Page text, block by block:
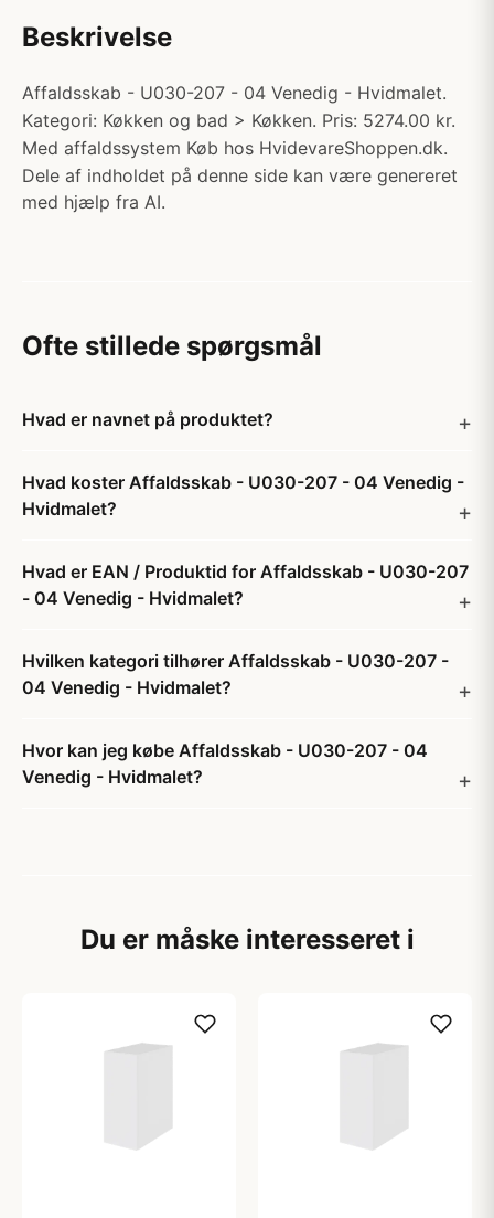
Beskrivelse
Affaldsskab - U030-207 - 04 Venedig - Hvidmalet.
Kategori: Køkken og bad > Køkken. Pris: 5274.00 kr.
Med affaldssystem Køb hos HvidevareShoppen.dk.
Dele af indholdet på denne side kan være genereret
med hjælp fra AI.
Ofte stillede spørgsmål
Hvad er navnet på produktet?
Hvad koster Affaldsskab - U030-207 - 04 Venedig -
Hvidmalet?
Hvad er EAN / Produktid for Affaldsskab - U030-207
- 04 Venedig - Hvidmalet?
Hvilken kategori tilhører Affaldsskab - U030-207 -
04 Venedig - Hvidmalet?
Hvor kan jeg købe Affaldsskab - U030-207 - 04
Venedig - Hvidmalet?
Du er måske interesseret i